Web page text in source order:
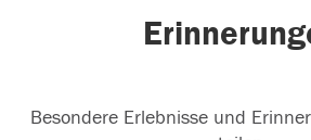
Besondere Erlebnisse und